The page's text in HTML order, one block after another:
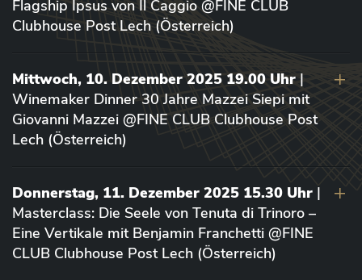
Flagship Ipsus von Il Caggio @FINE CLUB
Clubhouse Post Lech (Österreich)
Mittwoch, 10. Dezember 2025 19.00 Uhr |
Winemaker Dinner 30 Jahre Mazzei Siepi mit
Giovanni Mazzei @FINE CLUB Clubhouse Post
Lech (Österreich)
Donnerstag, 11. Dezember 2025 15.30 Uhr |
Masterclass: Die Seele von Tenuta di Trinoro –
Eine Vertikale mit Benjamin Franchetti @FINE
CLUB Clubhouse Post Lech (Österreich)